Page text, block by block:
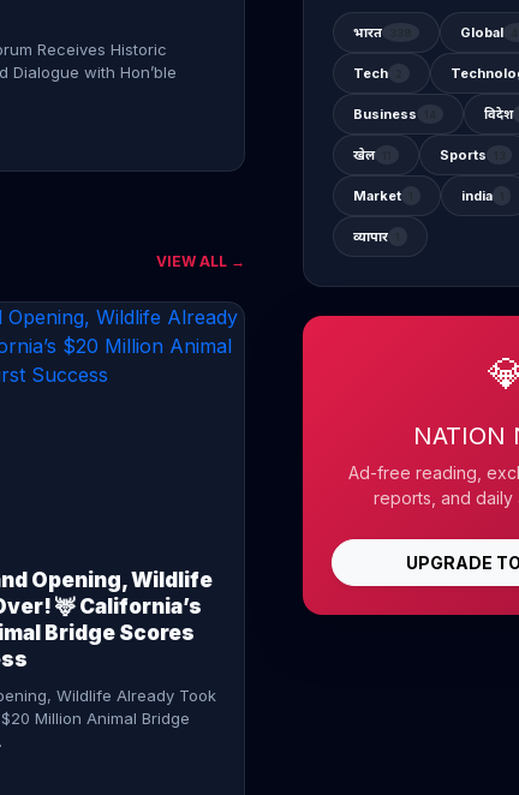
Receives Historic
Dialogue with Hon’ble
→
VIEW ALL →
Opening, Wildlife
🦌 California’s
Bridge Scores
Wildlife Already Took
Million Animal Bridge
भारत Global
Tech
Business विदेश
खेल Sports
Market india
व्यापार
NATION
Ad-free reading,
reports, and daily
UPGRADE